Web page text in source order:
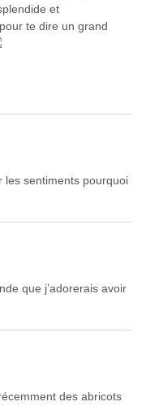
et
te dire un grand
les sentiments pourquoi
que j’adorerais avoir
des abricots